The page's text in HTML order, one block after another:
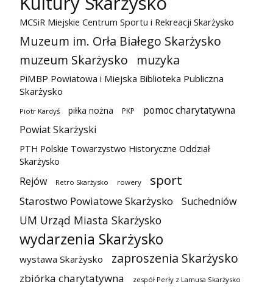
MCSiR Miejskie Centrum Sportu i Rekreacji Skarżysko
Muzeum im. Orła Białego Skarżysko
muzeum Skarżysko
muzyka
PiMBP Powiatowa i Miejska Biblioteka Publiczna
Skarżysko
Piotr Kardyś piłka nożna PKP
pomoc charytatywna
Powiat Skarżyski
PTH Polskie Towarzystwo Historyczne Oddział
Skarżysko
Rejów Retro Skarżysko rowery sport
Starostwo Powiatowe Skarżysko Suchedniów
UM Urząd Miasta Skarżysko
wydarzenia Skarżysko
wystawa Skarżysko zaproszenia Skarżysko
zbiórka charytatywna zespół Perły z Lamusa Skarżysko